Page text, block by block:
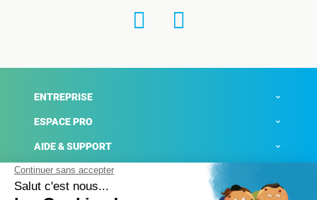
ENTREPRISE
ESPACE PRO
AIDE & SUPPORT
ACTUALITÉS